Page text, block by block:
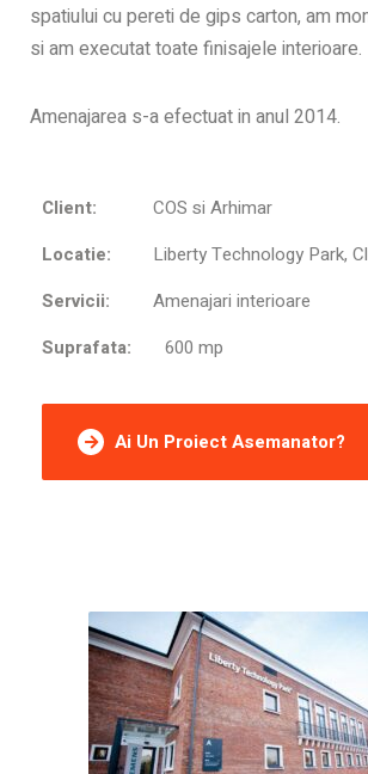
spatiului cu pereti de gips carton, am
si am executat toate finisajele interioare.
Amenajarea s-a efectuat in anul 2014.
Client:
COS si Arhimar
Locatie:
Liberty Technology Park,
Servicii:
Amenajari interioare
Suprafata:
600 mp
Ai Un Proiect Asemanator?